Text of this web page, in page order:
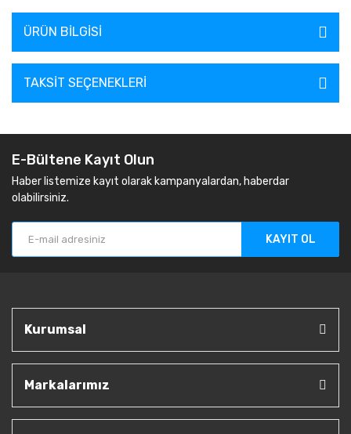
ÜRÜN BILGISI
TAKSIT SEÇENEKLERI
E-Bültene Kayıt Olun
Haber listemize kayıt olarak kampanyalardan, haberdar
olabilirsiniz.
KAYIT OL
Kurumsal
Markalarımız